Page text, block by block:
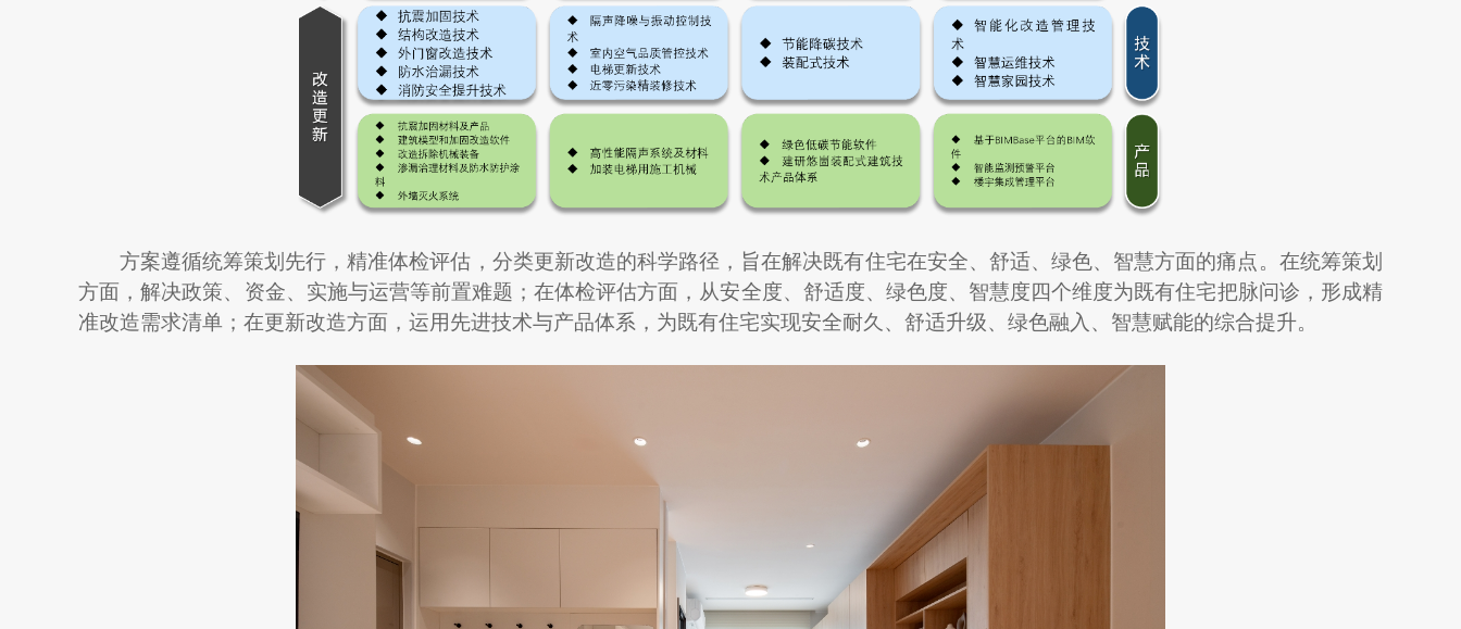
方案遵循统筹策划先行，精准体检评估，分类更新改造的科学路径，旨在解决既有住宅在安全、舒适、绿色、智慧方面的痛点。在统筹策划
方面，解决政策、资金、实施与运营等前置难题；在体检评估方面，从安全度、舒适度、绿色度、智慧度四个维度为既有住宅把脉问诊，形成精
准改造需求清单；在更新改造方面，运用先进技术与产品体系，为既有住宅实现安全耐久、舒适升级、绿色融入、智慧赋能的综合提升。